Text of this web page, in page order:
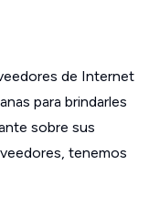
de Internet
para brindarles
sobre sus
tenemos